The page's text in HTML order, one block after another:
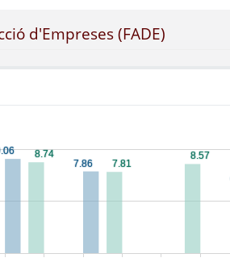
d'Empreses (FADE)